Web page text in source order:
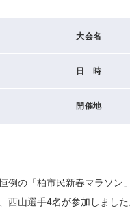
大会名
日 時
開催地
例の「柏市民新春マラソン
西山選手4名が参加しました